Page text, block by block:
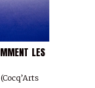
LES